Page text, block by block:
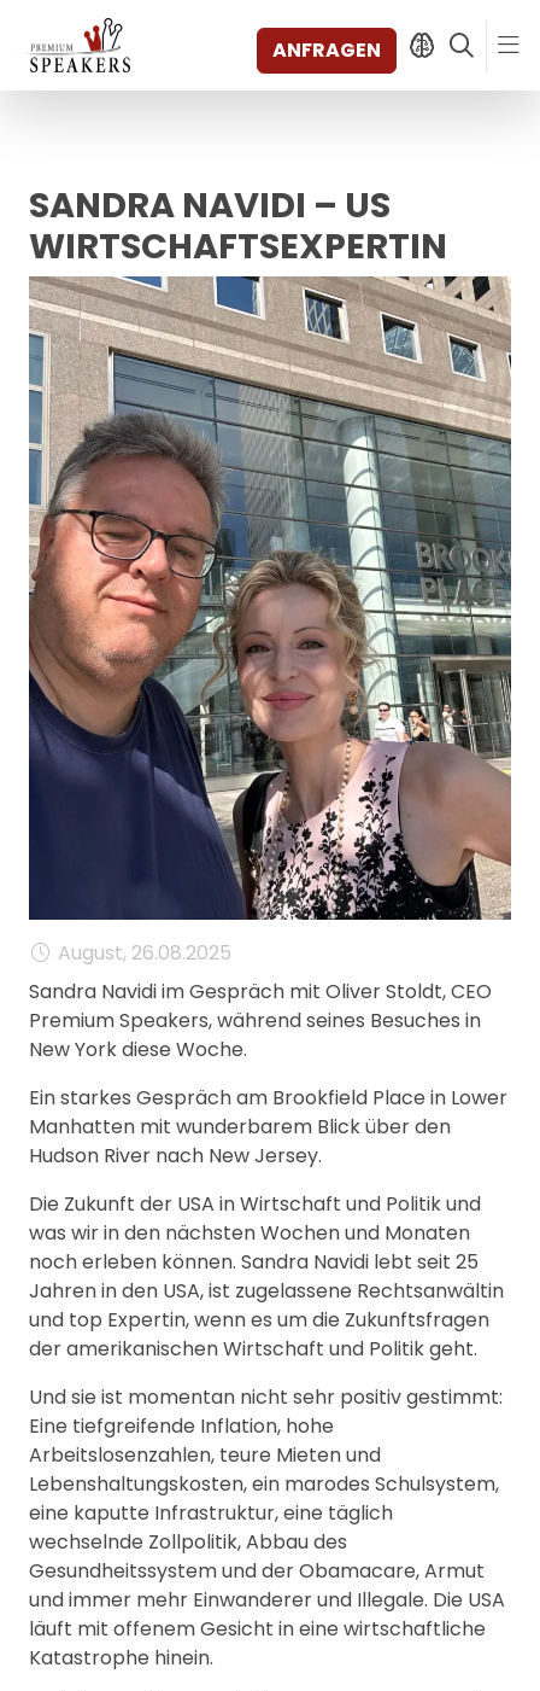
ANFRAGEN
SPEAKERS
THEMEN
ENTDECKEN
SHORTS
VIDEOS
BÜCHER
KATEGORIEN
MAGAZIN
BACKSTAGE
AGENTUR
KONTAKT & STANDORTE
MANAGEMENT
FAQ
SANDRA NAVIDI – US
WIRTSCHAFTSEXPERTIN
August, 26.08.2025
Sandra Navidi im Gespräch mit Oliver Stoldt, CEO
Premium Speakers, während seines Besuches in
New York diese Woche.
Ein starkes Gespräch am Brookfield Place in Lower
Manhatten mit wunderbarem Blick über den
Hudson River nach New Jersey.
Die Zukunft der USA in Wirtschaft und Politik und
was wir in den nächsten Wochen und Monaten
noch erleben können. Sandra Navidi lebt seit 25
Jahren in den USA, ist zugelassene Rechtsanwältin
und top Expertin, wenn es um die Zukunftsfragen
der amerikanischen Wirtschaft und Politik geht.
Und sie ist momentan nicht sehr positiv gestimmt:
Eine tiefgreifende Inflation, hohe
Arbeitslosenzahlen, teure Mieten und
Lebenshaltungskosten, ein marodes Schulsystem,
eine kaputte Infrastruktur, eine täglich
wechselnde Zollpolitik, Abbau des
Gesundheitssystem und der Obamacare, Armut
und immer mehr Einwanderer und Illegale. Die USA
läuft mit offenem Gesicht in eine wirtschaftliche
Katastrophe hinein.